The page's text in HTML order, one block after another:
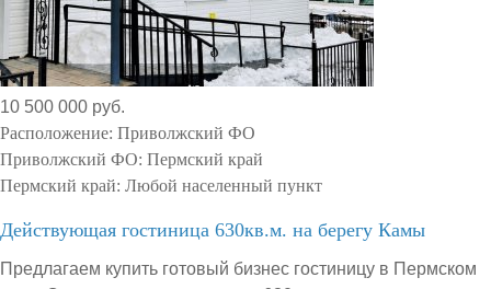
10 500 000 руб.
Расположение: Приволжский ФО
Приволжский ФО: Пермский край
Пермский край: Любой населенный пункт
Действующая гостиница 630кв.м. на берегу Камы
Предлагаем купить готовый бизнес гостиницу в Пермском